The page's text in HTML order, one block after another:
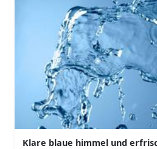
Klare blaue himmel und